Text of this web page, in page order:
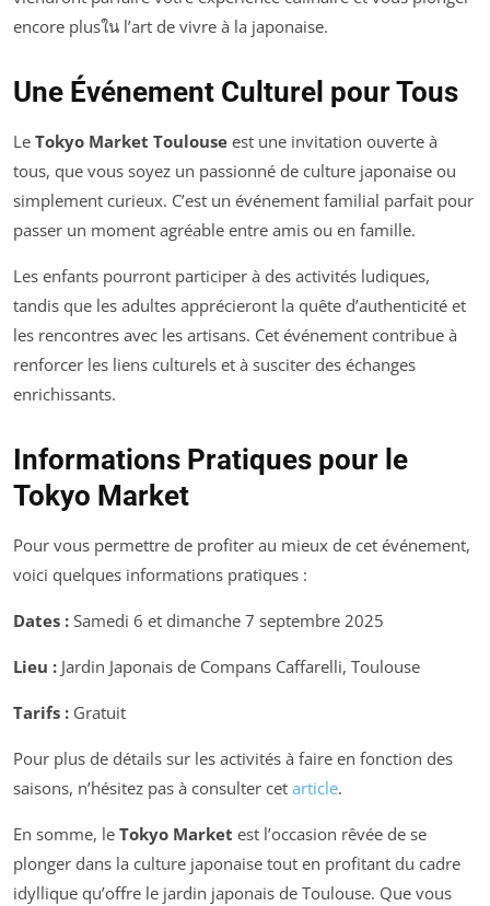
encore plusใน l’art de vivre à la japonaise.
Une Événement Culturel pour Tous
Le Tokyo Market Toulouse est une invitation ouverte à
tous, que vous soyez un passionné de culture japonaise ou
simplement curieux. C’est un événement familial parfait pour
passer un moment agréable entre amis ou en famille.
Les enfants pourront participer à des activités ludiques,
tandis que les adultes apprécieront la quête d’authenticité et
les rencontres avec les artisans. Cet événement contribue à
renforcer les liens culturels et à susciter des échanges
enrichissants.
Informations Pratiques pour le
Tokyo Market
Pour vous permettre de profiter au mieux de cet événement,
voici quelques informations pratiques :
Dates : Samedi 6 et dimanche 7 septembre 2025
Lieu : Jardin Japonais de Compans Caffarelli, Toulouse
Tarifs : Gratuit
Pour plus de détails sur les activités à faire en fonction des
saisons, n’hésitez pas à consulter cet article.
En somme, le Tokyo Market est l’occasion rêvée de se
plonger dans la culture japonaise tout en profitant du cadre
idyllique qu’offre le jardin japonais de Toulouse. Que vous